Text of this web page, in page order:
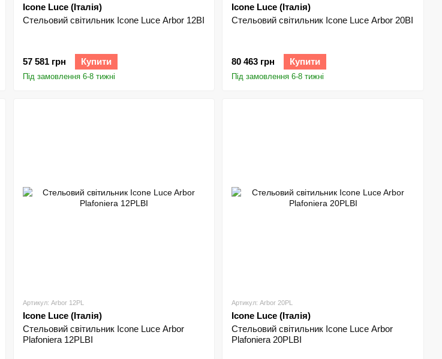
Icone Luce (Італія)
Стельовий світильник Icone Luce Arbor 12BI
57 581 грн Купити
Під замовлення 6-8 тижні
Icone Luce (Італія)
Стельовий світильник Icone Luce Arbor 20BI
80 463 грн Купити
Під замовлення 6-8 тижні
Артикул: Arbor 12PL
Icone Luce (Італія)
Стельовий світильник Icone Luce Arbor
Plafoniera 12PLBI
Артикул: Arbor 20PL
Icone Luce (Італія)
Стельовий світильник Icone Luce Arbor
Plafoniera 20PLBI